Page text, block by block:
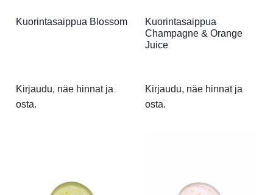
Kuorintasaippua Blossom
Kirjaudu, näe hinnat ja
osta.
Kuorintasaippua
Champagne & Orange
Juice
Kirjaudu, näe hinnat ja
osta.